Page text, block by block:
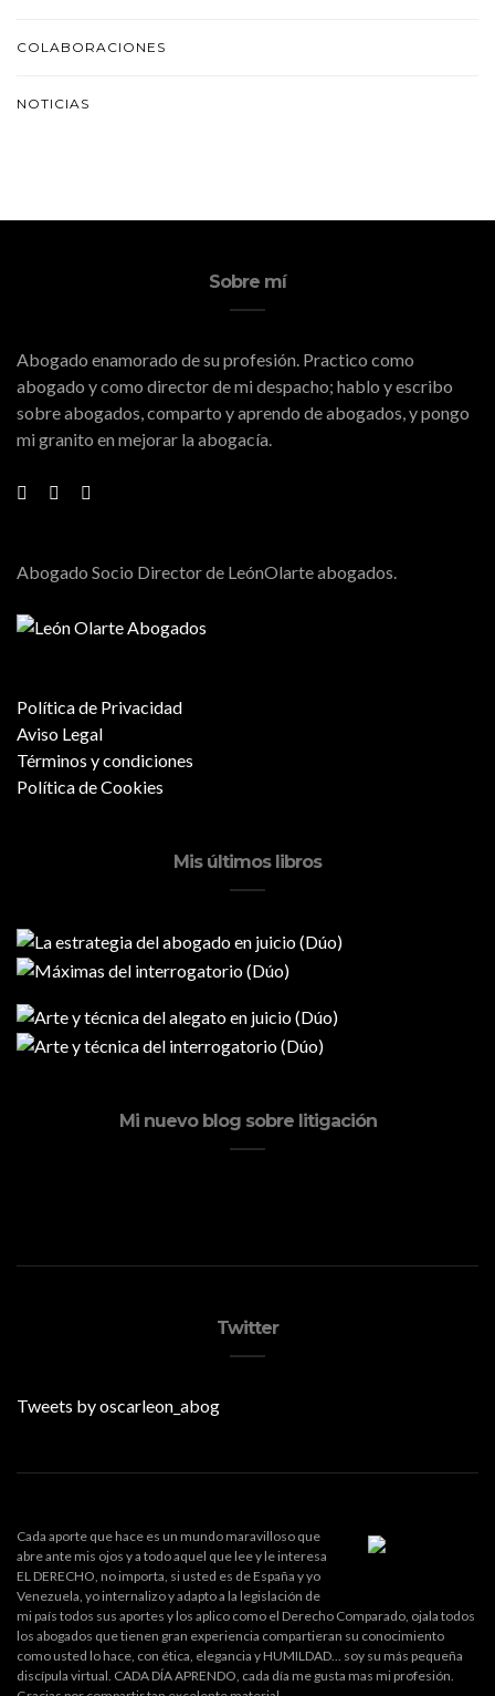
COLABORACIONES
NOTICIAS
Sobre mí
Abogado enamorado de su profesión. Practico como
abogado y como director de mi despacho; hablo y escribo
sobre abogados, comparto y aprendo de abogados, y pongo
mi granito en mejorar la abogacía.
Abogado Socio Director de LeónOlarte abogados.
Política de Privacidad
Aviso Legal
Términos y condiciones
Política de Cookies
Mis últimos libros
Mi nuevo blog sobre litigación
Twitter
Tweets by oscarleon_abog
Cada aporte que hace es un mundo maravilloso que
abre ante mis ojos y a todo aquel que lee y le interesa
EL DERECHO, no importa, si usted es de España y yo
Venezuela, yo internalizo y adapto a la legislación de
mi país todos sus aportes y los aplico como el Derecho Comparado, ojala todos
los abogados que tienen gran experiencia compartieran su conocimiento
como usted lo hace, con ética, elegancia y HUMILDAD... soy su más pequeña
discípula virtual. CADA DÍA APRENDO, cada día me gusta mas mi profesión.